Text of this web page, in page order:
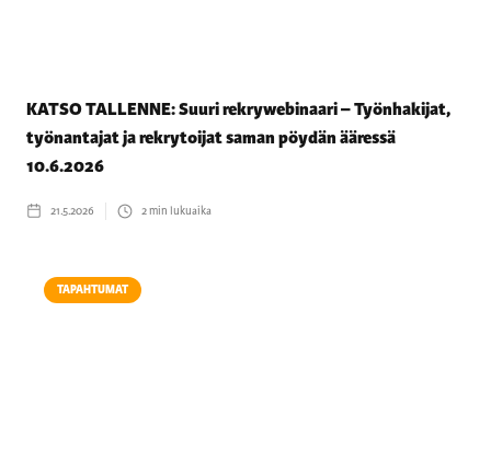
KATSO TALLENNE: Suuri rekrywebinaari – Työnhakijat,
työnantajat ja rekrytoijat saman pöydän ääressä
10.6.2026
21.5.2026 2min lukuaika
TAPAHTUMAT